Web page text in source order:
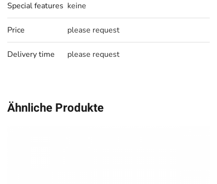
Special features keine
Price please request
Delivery time please request
Ähnliche Produkte